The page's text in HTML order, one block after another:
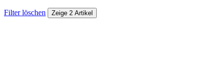
Filter löschen Zeige 2 Artikel